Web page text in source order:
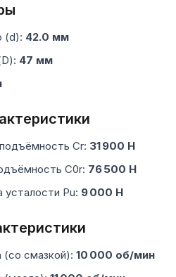
(d): 42.0 мм
47 мм
Cr: 31 900 Н
C0r: 76 500 Н
усталости Pu: 9 000 Н
(со смазкой): 10 000 об/мин